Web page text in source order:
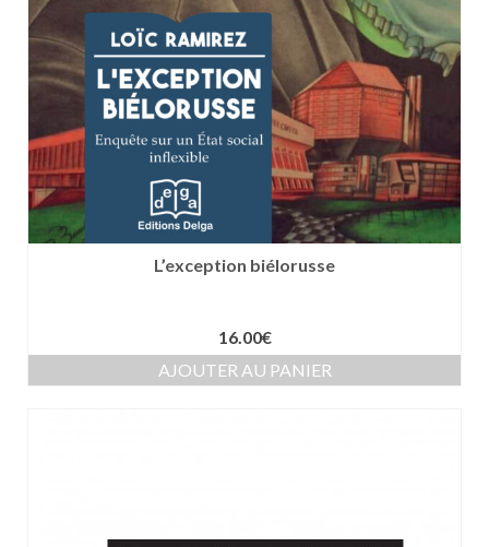
L’exception biélorusse
16.00€
AJOUTER AU PANIER